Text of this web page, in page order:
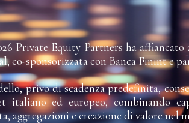
Private Equity Partners ha
, co-sponsorizzata con Banca Finint e
privo di scadenza predefinita,
italiano ed europeo, combinando
aggregazioni e creazione di valore nel